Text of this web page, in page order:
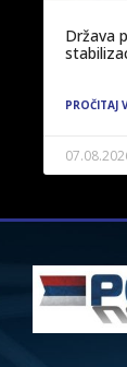
Država
PROČITAJ